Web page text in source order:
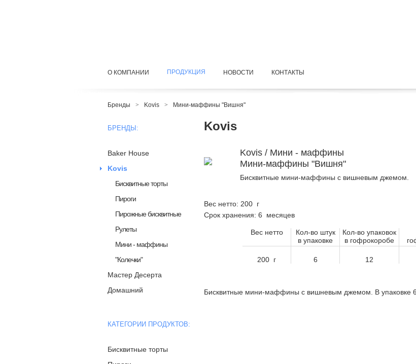
О КОМПАНИИ ПРОДУКЦИЯ НОВОСТИ КОНТАКТЫ
Бренды > Kovis > Мини-маффины "Вишня"
Kovis
Kovis / Мини - маффины
Мини-маффины "Вишня"
Бисквитные мини-маффины с вишневым джемом.
Вес нетто: 200 г
Срок хранения: 6 месяцев
Вес нетто
Кол-во штук
в упаковке
Кол-во упаковок
в гофрокоробе
200 г 6 12
Бисквитные мини-маффины с вишневым джемом. В упаковке
БРЕНДЫ:
Baker House
Kovis
Бисквитные торты
Пироги
Пирожные бисквитные
Рулеты
Мини - маффины
"Колечки"
Мастер Десерта
Домашний
КАТЕГОРИИ ПРОДУКТОВ:
Бисквитные торты